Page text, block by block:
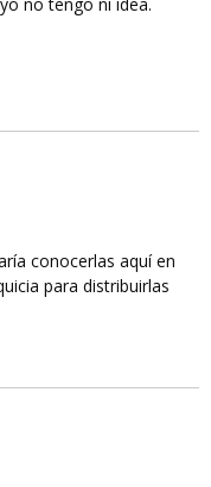
conocerlas aquí en
para distribuirlas